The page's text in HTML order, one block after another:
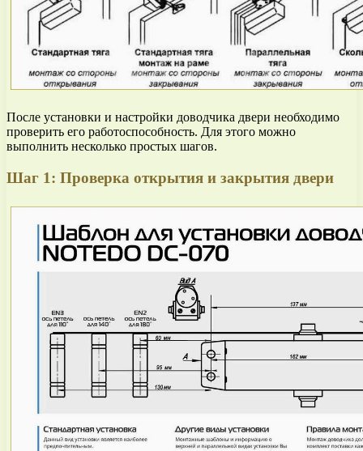
После установки и настройки доводчика двери необходимо
проверить его работоспособность. Для этого можно
выполнить несколько простых шагов.
Шаг 1: Проверка открытия и закрытия двери